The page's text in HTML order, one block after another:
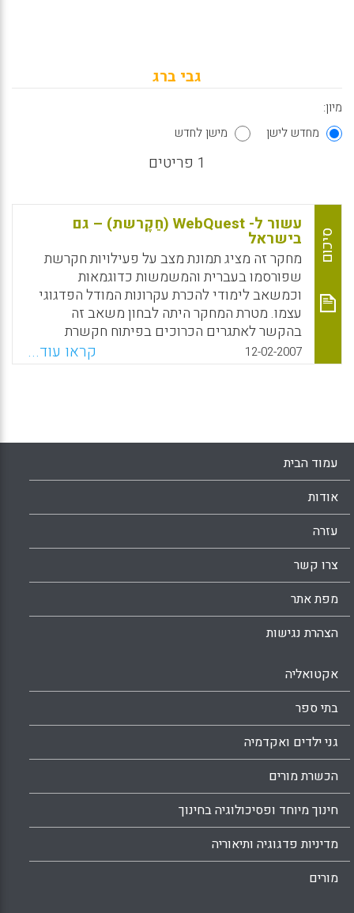
גבי ברג
מיון:
מחדש לישן
מישן לחדש
1 פריטים
סיכום
עשור ל- WebQuest (חֵקֶרשת) – גם
בישראל
מחקר זה מציג תמונת מצב על פעילויות חקרשת
שפורסמו בעברית והמשמשות כדוגמאות
וכמשאב לימודי להכרת עקרונות המודל הפדגוגי
עצמו. מטרת המחקר היתה לבחון משאב זה
בהקשר לאתגרים הכרוכים בפיתוח חקשרת
ולמאפייני ההכשרה המתקיימת בתחום. המחקר
בחן 209 פעילויות על פי הקריטריונים המקובלים
משולב של הממצאים חשף את הליקויים
השכיחים בפעילויות חקרשת שפורסמו בעברית
ואת הקשר בין מאפייני התוצרים ומאפייני
זקן, גבי ברג, יהודית גור, לינה קנבסקי, רווית
12-02-2007 קראו עוד...
עמוד הבית
אודות
עזרה
צרו קשר
מפת אתר
הצהרת נגישות
אקטואליה
בתי ספר
גני ילדים ואקדמיה
הכשרת מורים
חינוך מיוחד ופסיכולוגיה בחינוך
מדיניות פדגוגיה ותיאוריה
מורים